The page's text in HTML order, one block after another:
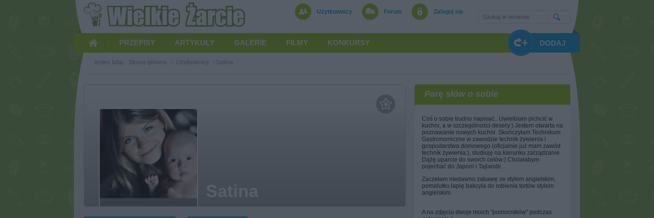
Użytkownicy Forum Zaloguj się
PRZEPISY ARTYKUŁY GALERIE FILMY KONKURSY DODAJ
Jesteś tutaj: Strona główna / Użytkownicy / Satina
Parę słów o sobie
Coś o sobie trudno napisać.. Uwielbiam pichcić w
kuchni, a w szczególności desery:) Jestem otwarta na
poznawanie nowych kuchni. Skończyłam Technikum
Gastronomiczne w zawodzie technik żywienia i
gospodarstwa domowego (oficjalnie już mam zawód
technik żywienia:), studiuję na kierunku zarządzanie.
Dążę uparcie do swoich celów:) Chciałabym
pojechać do Japoni i Tajlandii.
Zaczełam niedawno zabawę ze stylem angielskim,
pomalutku łapię bakcyla do robienia tortów stylem
angielskim.
A na zdjęciu dwoje moich "pomocników" podczas